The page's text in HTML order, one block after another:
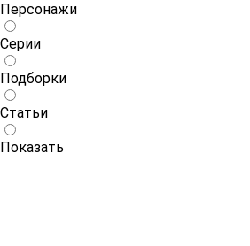
Персонажи
Серии
Подборки
Статьи
Показать